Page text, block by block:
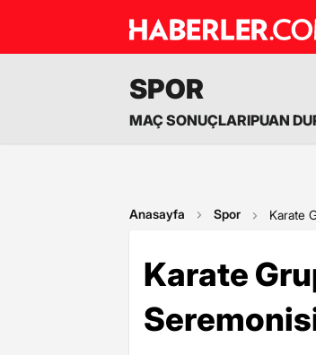
SPOR
MAÇ SONUÇLARIPUAN
Anasayfa Spor Karate
Karate